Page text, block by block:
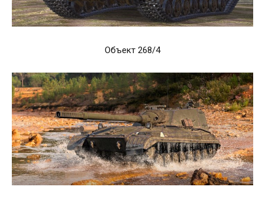
Объект 268/4